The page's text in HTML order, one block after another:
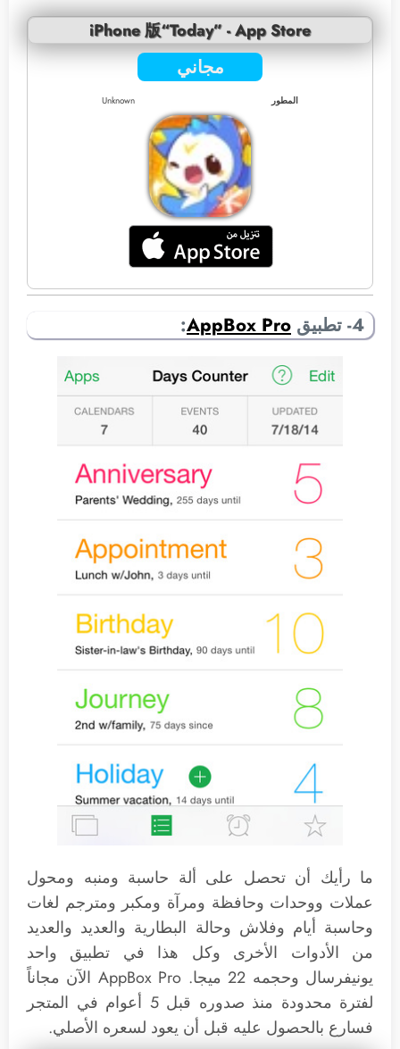
iPhone 版“Today” - App Store
مجاني
المطور Unknown
4- تطبيق AppBox Pro
:
ما رأيك أن تحصل على ألة حاسبة ومنبه ومحول
عملات ووحدات وحافظة ومرآة ومكبر ومترجم لغات
وحاسبة أيام وفلاش وحالة البطارية والعديد والعديد
من الأدوات الأخرى وكل هذا في تطبيق واحد
يونيفرسال وحجمه 22 ميجا. AppBox Pro الآن مجاناً
لفترة محدودة منذ صدوره قبل 5 أعوام في المتجر
فسارع بالحصول عليه قبل أن يعود لسعره الأصلي.